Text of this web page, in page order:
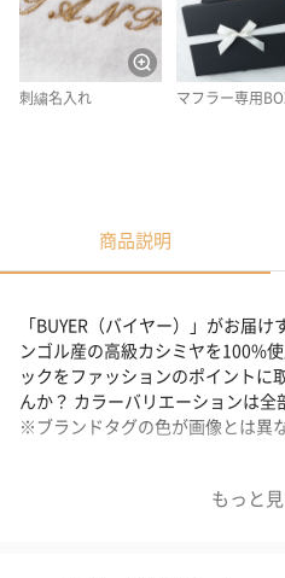
刺繍名入れ マフラー専用
商品説明
もっと
「BUYER（バイヤー）」がお届
ンゴル産の高級カシミヤを100%
ックをファッションのポイントに
んか？ カラーバリエーションは全
※ブランドタグの色が画像とは異